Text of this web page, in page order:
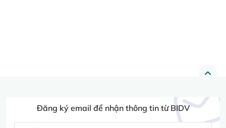
Đăng ký email để nhận thông tin từ BIDV